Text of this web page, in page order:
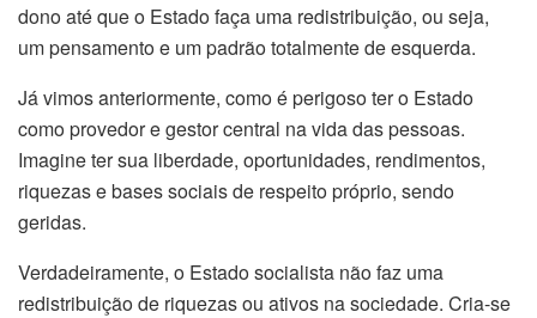
dono até que o Estado faça uma redistribuição, ou seja,
um pensamento e um padrão totalmente de esquerda.
Já vimos anteriormente, como é perigoso ter o Estado
como provedor e gestor central na vida das pessoas.
Imagine ter sua liberdade, oportunidades, rendimentos,
riquezas e bases sociais de respeito próprio, sendo
geridas.
Verdadeiramente, o Estado socialista não faz uma
redistribuição de riquezas ou ativos na sociedade. Cria-se